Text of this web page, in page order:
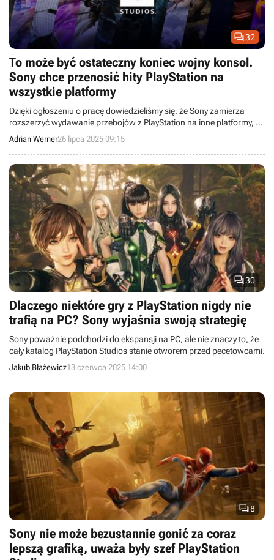
32
To może być ostateczny koniec wojny konsol.
Sony chce przenosić hity PlayStation na
wszystkie platformy
Dzięki ogłoszeniu o pracę dowiedzieliśmy się, że Sony zamierza
rozszerzyć wydawanie przebojów z PlayStation na inne platformy, w
tym konsole Xbox oraz Nintendo.
Adrian Werner26 lipca 2025 09:15
30
Dlaczego niektóre gry z PlayStation nigdy nie
trafią na PC? Sony wyjaśnia swoją strategię
Sony poważnie podchodzi do ekspansji na PC, ale nie znaczy to, że
cały katalog PlayStation Studios stanie otworem przed pecetowcami.
Jakub Błażewicz13 czerwca 2025 14:00
8
Sony nie może bezustannie gonić za coraz
lepszą grafiką, uważa były szef PlayStation